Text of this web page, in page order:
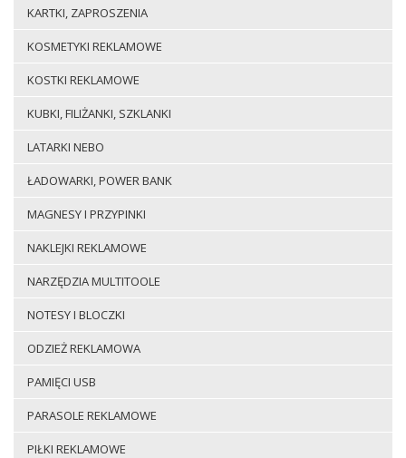
KARTKI, ZAPROSZENIA
KOSMETYKI REKLAMOWE
KOSTKI REKLAMOWE
KUBKI, FILIŻANKI, SZKLANKI
LATARKI NEBO
ŁADOWARKI, POWER BANK
MAGNESY I PRZYPINKI
NAKLEJKI REKLAMOWE
NARZĘDZIA MULTITOOLE
NOTESY I BLOCZKI
ODZIEŻ REKLAMOWA
PAMIĘCI USB
PARASOLE REKLAMOWE
PIŁKI REKLAMOWE